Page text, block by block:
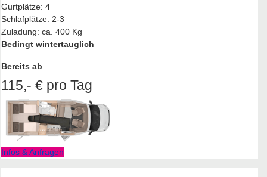
Gurtplätze: 4
Schlafplätze: 2-3
Zuladung: ca. 400 Kg
Bedingt wintertauglich
Bereits ab
115,- € pro Tag
Infos & Anfragen